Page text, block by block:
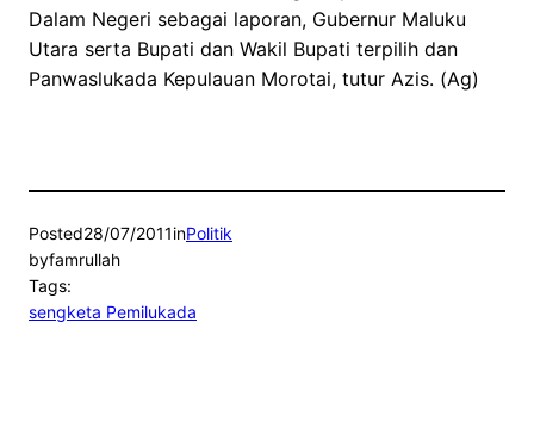
Dalam Negeri sebagai laporan, Gubernur Maluku
Utara serta Bupati dan Wakil Bupati terpilih dan
Panwaslukada Kepulauan Morotai, tutur Azis. (Ag)
Posted28/07/2011inPolitik
byfamrullah
Tags:
sengketa Pemilukada